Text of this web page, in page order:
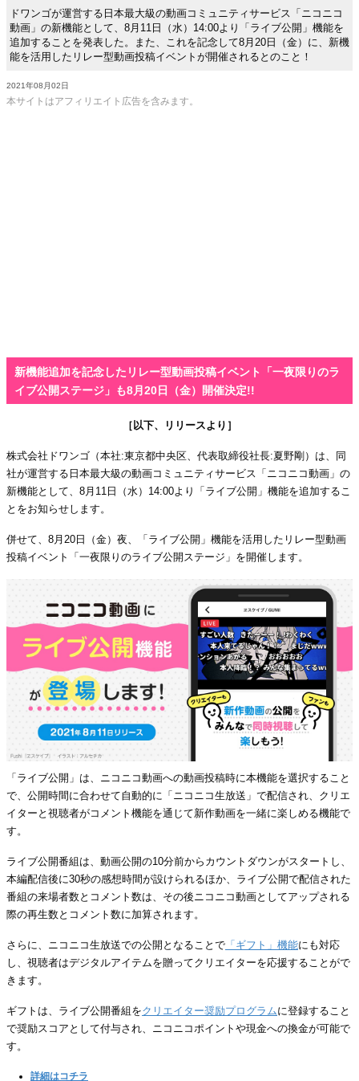
ドワンゴが運営する日本最大級の動画コミュニティサービス「ニコニコ
動画」の新機能として、8月11日（水）14:00より「ライブ公開」機能を
追加することを発表した。また、これを記念して8月20日（金）に、新機
能を活用したリレー型動画投稿イベントが開催されるとのこと！
2021年08月02日
本サイトはアフィリエイト広告を含みます。
新機能追加を記念したリレー型動画投稿イベント「一夜限りのラ
イブ公開ステージ」も8月20日（金）開催決定!!
［以下、リリースより］
株式会社ドワンゴ（本社:東京都中央区、代表取締役社長:夏野剛）は、同
社が運営する日本最大級の動画コミュニティサービス「ニコニコ動画」の
新機能として、8月11日（水）14:00より「ライブ公開」機能を追加するこ
とをお知らせします。
併せて、8月20日（金）夜、「ライブ公開」機能を活用したリレー型動画
投稿イベント「一夜限りのライブ公開ステージ」を開催します。
「ライブ公開」は、ニコニコ動画への動画投稿時に本機能を選択すること
で、公開時間に合わせて自動的に「ニコニコ生放送」で配信され、クリエ
イターと視聴者がコメント機能を通じて新作動画を一緒に楽しめる機能で
す。
ライブ公開番組は、動画公開の10分前からカウントダウンがスタートし、
本編配信後に30秒の感想時間が設けられるほか、ライブ公開で配信された
番組の来場者数とコメント数は、その後ニコニコ動画としてアップされる
際の再生数とコメント数に加算されます。
さらに、ニコニコ生放送での公開となることで 「ギフト」機能にも対応
し、視聴者はデジタルアイテムを贈ってクリエイターを応援することがで
きます。
ギフトは、ライブ公開番組をクリエイター奨励プログラムに登録すること
で奨励スコアとして付与され、ニコニコポイントや現金への換金が可能で
す。
詳細はコチラ